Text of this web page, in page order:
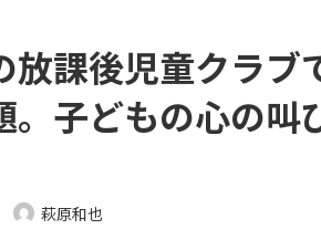
放課後児童クラブ
。子どもの心の叫
萩原和也